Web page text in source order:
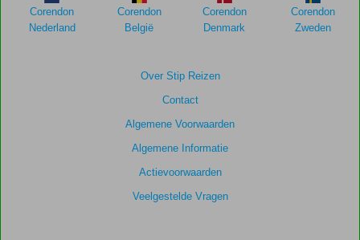
Over Stip Reizen
Contact
Algemene Voorwaarden
Algemene Informatie
Actievoorwaarden
Veelgestelde Vragen
Corendon
Nederland
Corendon
België
Corendon
Denmark
Corendon
Zweden